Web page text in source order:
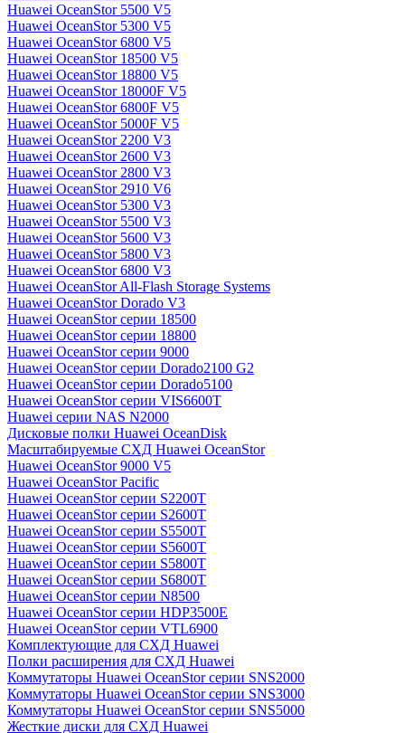
Huawei OceanStor 5500 V5
Huawei OceanStor 5300 V5
Huawei OceanStor 6800 V5
Huawei OceanStor 18500 V5
Huawei OceanStor 18800 V5
Huawei OceanStor 18000F V5
Huawei OceanStor 6800F V5
Huawei OceanStor 5000F V5
Huawei OceanStor 2200 V3
Huawei OceanStor 2600 V3
Huawei OceanStor 2800 V3
Huawei OceanStor 2910 V6
Huawei OceanStor 5300 V3
Huawei OceanStor 5500 V3
Huawei OceanStor 5600 V3
Huawei OceanStor 5800 V3
Huawei OceanStor 6800 V3
Huawei OceanStor All-Flash Storage Systems
Huawei OceanStor Dorado V3
Huawei OceanStor серии 18500
Huawei OceanStor серии 18800
Huawei OceanStor серии 9000
Huawei OceanStor серии Dorado2100 G2
Huawei OceanStor серии Dorado5100
Huawei OceanStor серии VIS6600T
Huawei серии NAS N2000
Дисковые полки Huawei OceanDisk
Масштабируемые СХД Huawei OceanStor
Huawei OceanStor 9000 V5
Huawei OceanStor Pacific
Huawei OceanStor серии S2200T
Huawei OceanStor серии S2600T
Huawei OceanStor серии S5500T
Huawei OceanStor серии S5600T
Huawei OceanStor серии S5800T
Huawei OceanStor серии S6800T
Huawei OceanStor серии N8500
Huawei OceanStor серии HDP3500E
Huawei OceanStor серии VTL6900
Комплектующие для СХД Huawei
Полки расширения для СХД Huawei
Коммутаторы Huawei OceanStor серии SNS2000
Коммутаторы Huawei OceanStor серии SNS3000
Коммутаторы Huawei OceanStor серии SNS5000
Жесткие диски для СХД Huawei